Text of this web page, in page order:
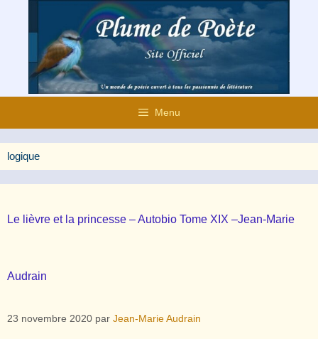
contenu
Menu
logique
Le lièvre et la princesse – Autobio Tome XIX –Jean-Marie
Audrain
23 novembre 2020 par Jean-Marie Audrain